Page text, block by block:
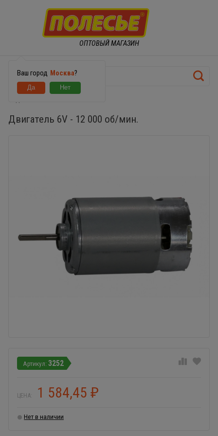
ОПТОВЫЙ МАГАЗИН
Ваш город Москва?
Двигатель 6V - 12 000 об/мин.
3252
ЦЕНА: 1 584,45 ₽
Нет в наличии